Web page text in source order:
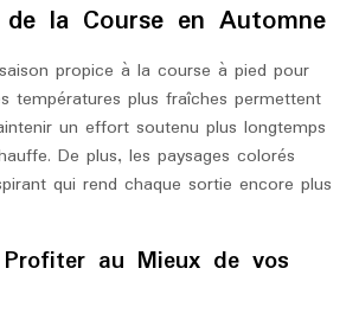
la Course en Automne
propice à la course à pied pour
températures plus fraîches permettent
un effort soutenu plus longtemps
De plus, les paysages colorés
qui rend chaque sortie encore plus
au Mieux de vos